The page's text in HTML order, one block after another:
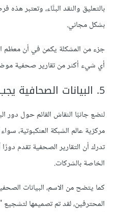
بالتعليق والنقد البنَّاء، وتعتبر
بشكل مجاني.
جزء من المشكلة يكمن في أن معظم
أي شيء أكثر من تقارير صحفية
5. البيانات الصحافية يجب ألا تظهر على مدونتك
لنضع جانبًا النقاش القائم حول دور
مركزية عالم الشبكة العنكبوتية،
تدرك أن التقارير الصحفية تقدم
الخاصة بالشركات.
كما يتضح من الاسم، البيانات
المحترفين، لقد تم تصميمها